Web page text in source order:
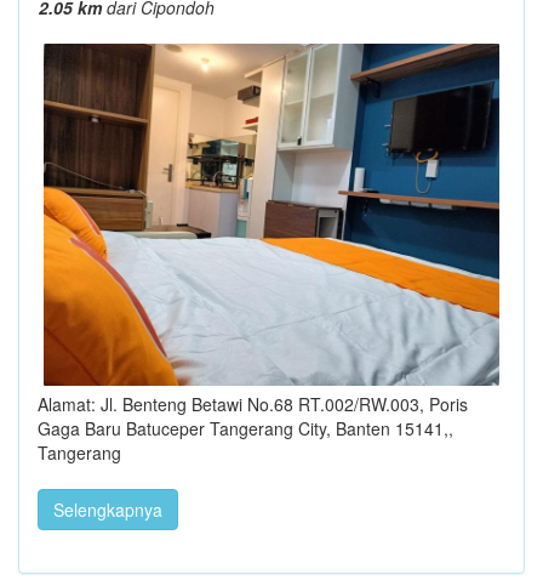
2.05 kmdari Cipondoh
Alamat: Jl. Benteng Betawi No.68 RT.002/RW.003, Poris
Gaga Baru Batuceper Tangerang City, Banten 15141,,
Tangerang
Selengkapnya